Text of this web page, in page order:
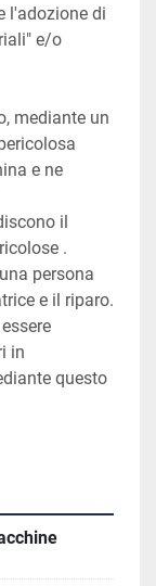
l'adozione di
e/o
mediante un
e ne
il
.
persona
e il riparo.
in
questo
comando a
(funzione
terza
può